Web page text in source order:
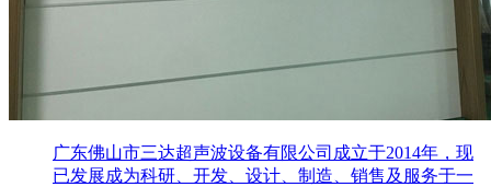
广东佛山市三达超声波设备有限公司成立于2014年，现
已发展成为科研、开发、设计、制造、销售及服务于一